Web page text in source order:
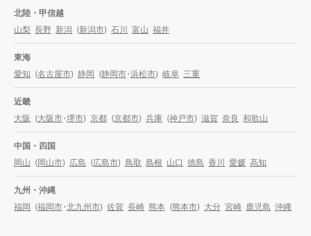
北陸・甲信越
山梨 長野 新潟 (新潟市) 石川 富山 福井
東海
愛知 (名古屋市) 静岡 (静岡市・浜松市) 岐阜 三重
近畿
大阪 (大阪市・堺市) 京都 (京都市) 兵庫 (神戸市) 滋賀 奈良 和歌山
中国・四国
岡山 (岡山市) 広島 (広島市) 鳥取 島根 山口 徳島 香川 愛媛 高知
九州・沖縄
福岡 (福岡市・北九州市) 佐賀 長崎 熊本 (熊本市) 大分 宮崎 鹿児島 沖縄